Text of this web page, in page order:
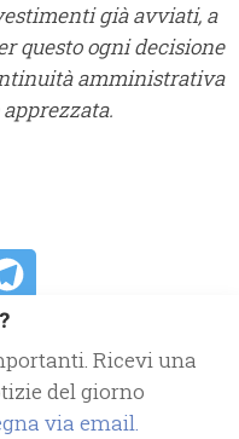
già avviati, a
questo ogni decisione
amministrativa
Ricevi una
del giorno
via email.